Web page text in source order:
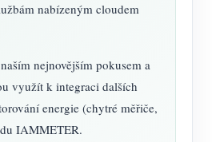
nabízeným cloudem
nejnovějším pokusem a
využít k integraci dalších
energie (chytré měřiče,
IAMMETER.